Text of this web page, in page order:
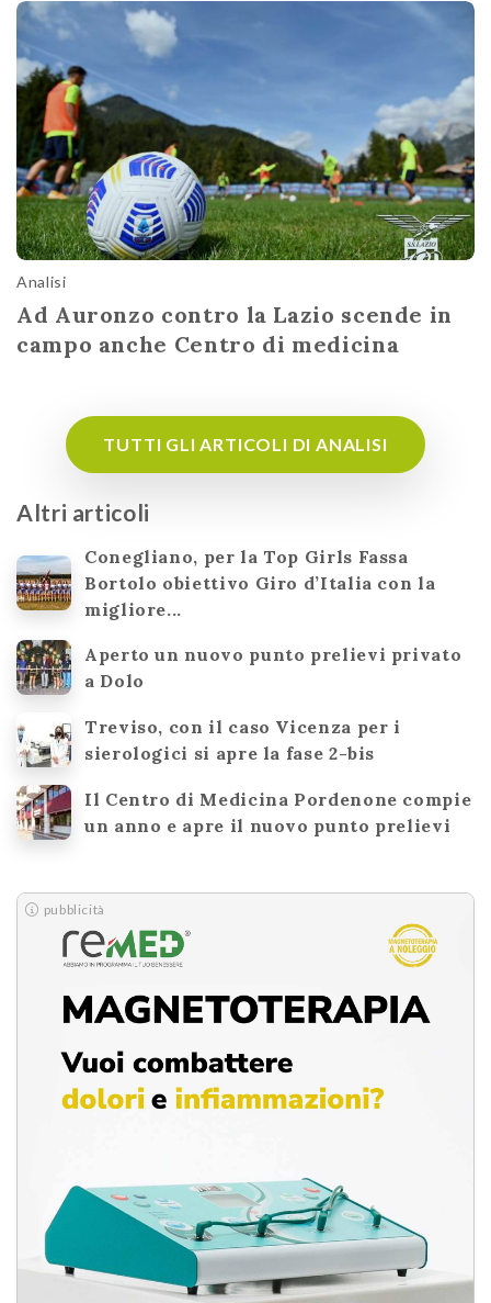
Analisi
Ad Auronzo contro la Lazio scende in
campo anche Centro di medicina
TUTTI GLI ARTICOLI DI ANALISI
Altri articoli
Conegliano, per la Top Girls Fassa
Bortolo obiettivo Giro d’Italia con la
migliore...
Aperto un nuovo punto prelievi privato
a Dolo
Treviso, con il caso Vicenza per i
sierologici si apre la fase 2-bis
Il Centro di Medicina Pordenone compie
un anno e apre il nuovo punto prelievi
pubblicità